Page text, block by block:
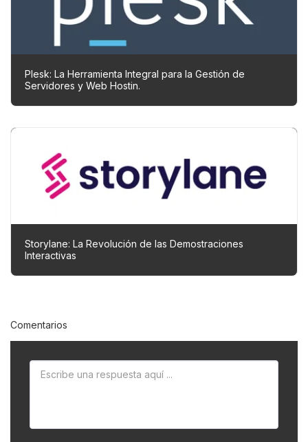
Plesk: La Herramienta Integral para la Gestión de
Servidores y Web Hostin.
Storylane: La Revolución de las Demostraciones
Interactivas
Comentarios